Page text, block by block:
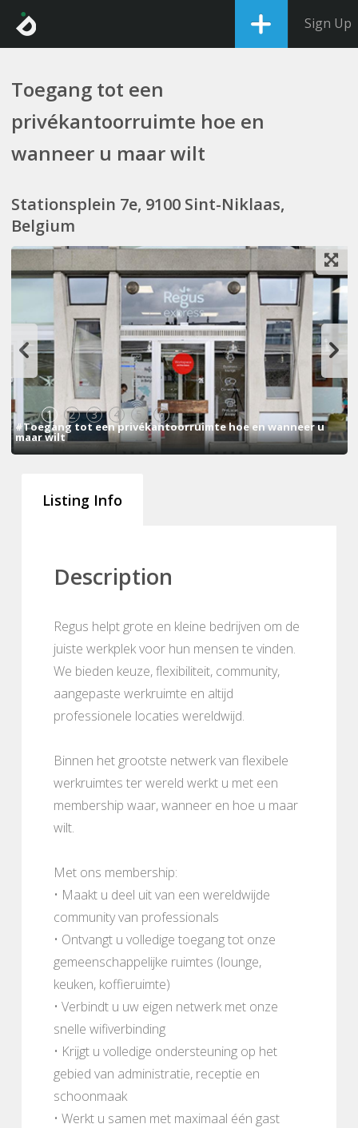
Sign Up
Toegang tot een
privékantoorruimte hoe en
wanneer u maar wilt
Stationsplein 7e, 9100 Sint-Niklaas,
Belgium
1 2 3 4 5 6
#Toegang tot een privékantoorruimte hoe en wanneer u
maar wilt
Listing Info
Description
Regus helpt grote en kleine bedrijven om de
juiste werkplek voor hun mensen te vinden.
We bieden keuze, flexibiliteit, community,
aangepaste werkruimte en altijd
professionele locaties wereldwijd.
Binnen het grootste netwerk van flexibele
werkruimtes ter wereld werkt u met een
membership waar, wanneer en hoe u maar
wilt.
Met ons membership:
• Maakt u deel uit van een wereldwijde
community van professionals
• Ontvangt u volledige toegang tot onze
gemeenschappelijke ruimtes (lounge,
keuken, koffieruimte)
• Verbindt u uw eigen netwerk met onze
snelle wifiverbinding
• Krijgt u volledige ondersteuning op het
gebied van administratie, receptie en
schoonmaak
• Werkt u samen met maximaal één gast